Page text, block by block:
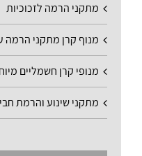
מתקני הרמה לזכוכיות
מנוף קרן מתקני הרמה
מנופי קרן חשמליים
מתקני שינוע והרמת